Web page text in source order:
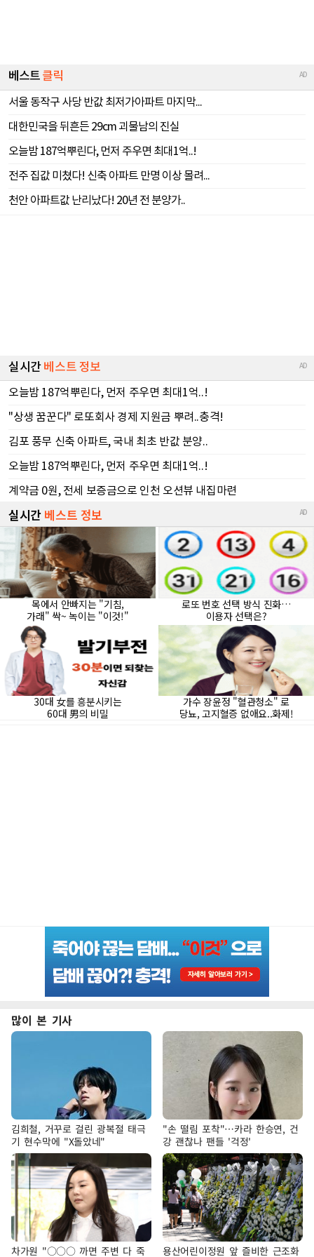
많이 본 기사
김희철, 거꾸로 걸린 광복절 태극
기 현수막에 "X돌았네"
"손 떨림 포착"…카라 한승연, 건
강 괜찮나 팬들 '걱정'
차가원 "○○○ 까면 주변 다 죽
용산어린이정원 앞 즐비한 근조화